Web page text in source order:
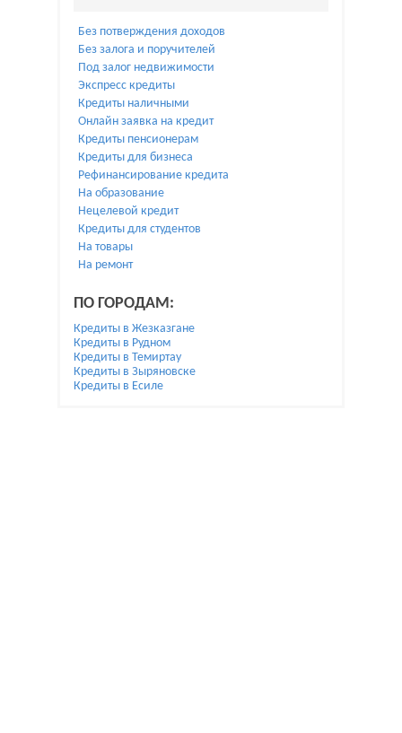
Без потверждения доходов
Без залога и поручителей
Под залог недвижимости
Экспресс кредиты
Кредиты наличными
Онлайн заявка на кредит
Кредиты пенсионерам
Кредиты для бизнеса
Рефинансирование кредита
На образование
Нецелевой кредит
Кредиты для студентов
На товары
На ремонт
ПО ГОРОДАМ:
Кредиты в Жезказгане
Кредиты в Рудном
Кредиты в Темиртау
Кредиты в Зыряновске
Кредиты в Есиле